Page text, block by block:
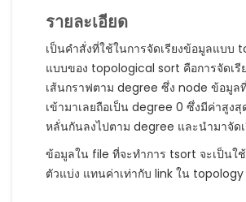
รายละเอียด
เป็นคำสั่งที่ใช้ในการจัดเรียงข้อมูลแบบ
แบบของ topological sort คือการจัดเรี
เส้นกราฟตาม degree ซึ่ง node ข้อมูล
เข้ามาเลยถือเป็น degree 0 ซึ่งมีค่าสูง
หลั่นกันลงไปตาม degree และนำมาจัดเ
ข้อมูลใน file ที่จะทำการ tsort จะเป็นใ
ตัวแบ่ง แทนค่าเท่ากับ link ใน topology